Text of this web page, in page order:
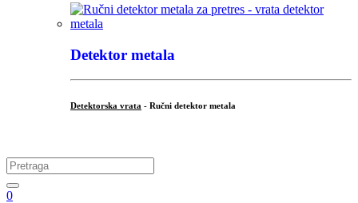
Detektor metala
Detektorska vrata - Ručni detektor metala
Search
for:
0